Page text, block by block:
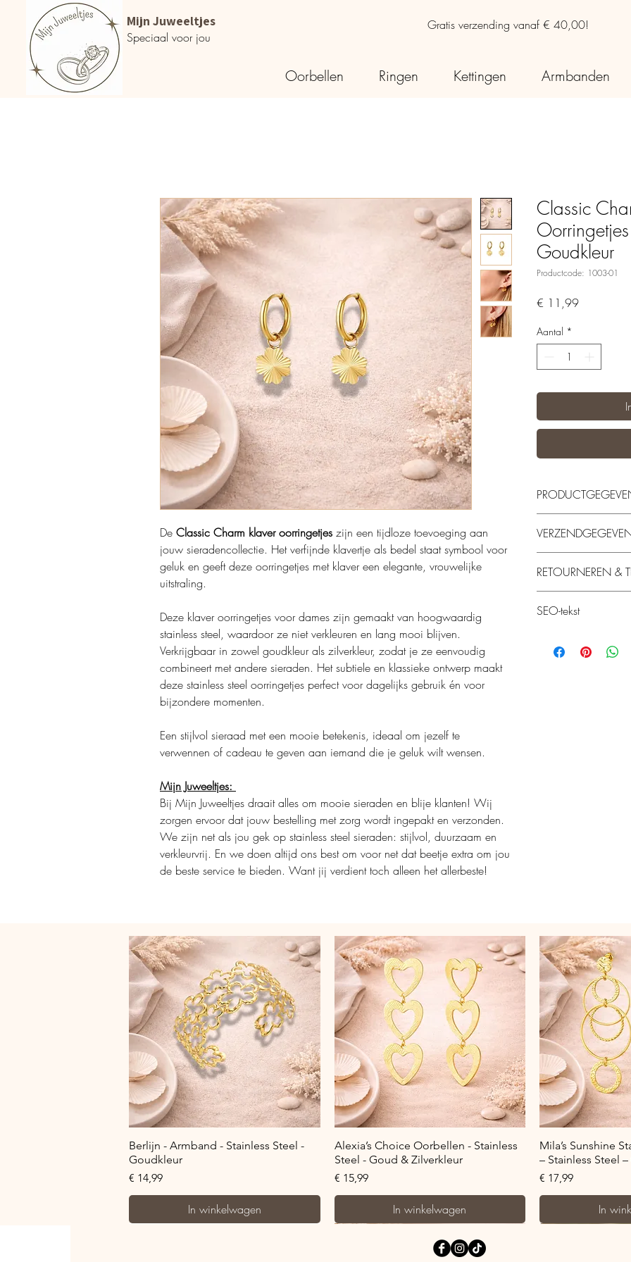
Mijn Juweeltjes
Speciaal voor jou
Gratis verzending vanaf € 40,00!
Oorbellen Ringen Kettingen Armbanden
De Classic Charm klaver oorringetjes zijn een tijdloze toevoeging aan
jouw sieradencollectie. Het verfijnde klavertje als bedel staat symbool voor
geluk en geeft deze oorringetjes met klaver een elegante, vrouwelijke
uitstraling.
Deze klaver oorringetjes voor dames zijn gemaakt van hoogwaardig
stainless steel, waardoor ze niet verkleuren en lang mooi blijven.
Verkrijgbaar in zowel goudkleur als zilverkleur, zodat je ze eenvoudig
combineert met andere sieraden. Het subtiele en klassieke ontwerp maakt
deze stainless steel oorringetjes perfect voor dagelijks gebruik én voor
bijzondere momenten.
Een stijlvol sieraad met een mooie betekenis, ideaal om jezelf te
verwennen of cadeau te geven aan iemand die je geluk wilt wensen.
Mijn Juweeltjes:
Bij Mijn Juweeltjes draait alles om mooie sieraden en blije klanten! Wij
zorgen ervoor dat jouw bestelling met zorg wordt ingepakt en verzonden.
We zijn net als jou gek op stainless steel sieraden: stijlvol, duurzaam en
verkleurvrij. En we doen altijd ons best om voor net dat beetje extra om jou
de beste service te bieden. Want jij verdient toch alleen het allerbeste!
Classic
Goudkleur
Productcode: 1003-01
€ 11,99Prijs
Aantal *
Goudkleur
Gewicht: 1,5 gram
Afmeting: 1,9 cm
Wanneer jouw
jouw aan de slag.
werkdagen zorgvuldig
ontvangt een e-mail
opmerkingenveld in
RETOURNEREN &
aan ons kenbaar te
dient het product
totaal heb je 28
SEO-tekst
ideaal voor vrouwen
Snel overzicht
Berlijn - Armband - Stainless Steel -
Goudkleur
Prijs
€ 14,99
In winkelwagen
Snel overzicht
Alexia’s Choice Oorbellen - Stainless
Steel - Goud & Zilverkleur
Prijs
€ 15,99
In winkelwagen
Snel
Mila’s Sunshine
– Stainless Steel
Prijs
€ 17,99
In